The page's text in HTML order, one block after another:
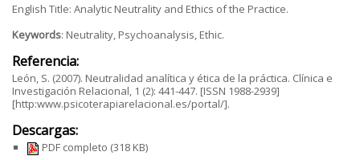
English Title: Analytic Neutrality and Ethics of the Practice.
Keywords: Neutrality, Psychoanalysis, Ethic.
Referencia:
León, S. (2007). Neutralidad analítica y ética de la práctica. Clínica e
Investigación Relacional, 1 (2): 441-447. [ISSN 1988-2939]
[http:www.psicoterapiarelacional.es/portal/].
Descargas:
PDF completo (318 KB)